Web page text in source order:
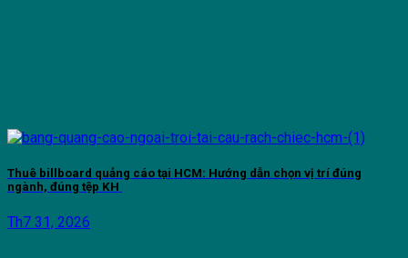
Thuê billboard quảng cáo tại HCM: Hướng dẫn chọn vị trí đúng
ngành, đúng tệp KH
Th7 31, 2026